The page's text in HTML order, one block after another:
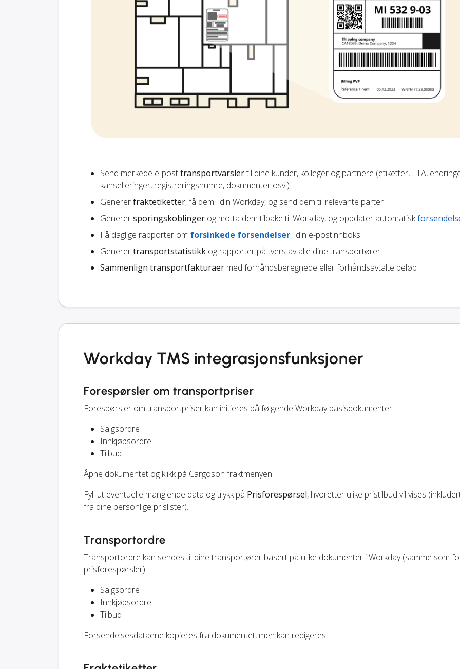
Send merkede e-posttransportvarslertil dine kunder, kolleger og partnere (etiketter, ETA,
kanselleringer, registreringsnumre, dokumenter osv.)
Genererfraktetiketter, få dem i din Workday, og send dem til relevante parter
Generersporingskoblinger og motta dem tilbake til Workday, og oppdater automatisk
Få daglige rapporter om forsinkede forsendelser i din e-postinnboks
Generertransportstatistikk og rapporter på tvers av alle dine transportører
Sammenlign transportfakturaer med forhåndsberegnede eller forhåndsavtalte beløp
Workday TMS integrasjonsfunksjoner
Forespørsler om transportpriser
Forespørsler om transportpriser kan initieres på følgende Workday basisdokumenter:
Salgsordre
Innkjøpsordre
Tilbud
Åpne dokumentet og klikk på Cargoson fraktmenyen.
Fyll ut eventuelle manglende data og trykk på Prisforespørsel, hvoretter ulike pristilbud vil vises
fra dine personlige prislister).
Transportordre
Transportordre kan sendes til dine transportører basert på ulike dokumenter i Workday (samme som
prisforespørsler):
Salgsordre
Innkjøpsordre
Tilbud
Forsendelsesdataene kopieres fra dokumentet, men kan redigeres.